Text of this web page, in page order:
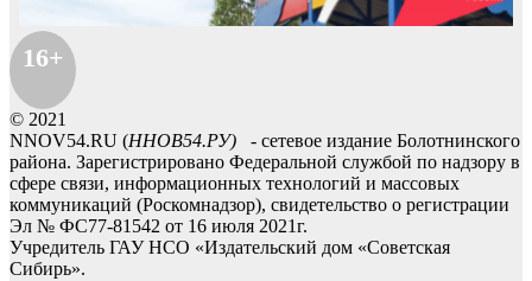
16+
© 2021
NNOV54.RU (ННОВ54.РУ) - сетевое издание Болотнинского
района. Зарегистрировано Федеральной службой по надзору в
сфере связи, информационных технологий и массовых
коммуникаций (Роскомнадзор), свидетельство о регистрации
Эл № ФС77-81542 от 16 июля 2021г.
Учредитель ГАУ НСО «Издательский дом «Советская
Сибирь».